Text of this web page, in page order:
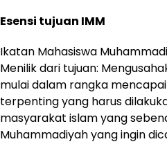
Esensi tujuan IMM
Ikatan Mahasiswa
Menilik dari tujuan:
mulai dalam rangka
terpenting yang harus
masyarakat islam yang
Muhammadiyah yang ingin